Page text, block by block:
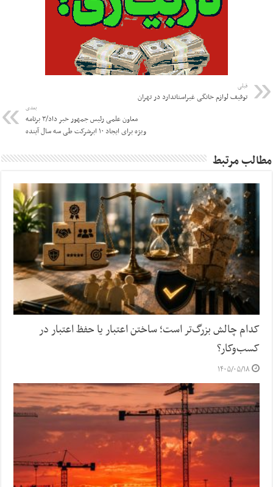
قبلی
توقیف لوازم خانگی غیراستاندارد در تهران
بعدی
معاون علمی رئیس جمهور خبر داد/۳ برنامه
ویژه برای ایجاد ۱۰ ابرشرکت طی سه سال آینده
مطالب مرتبط
کدام چالش بزرگ‌تر است؛ ساختن اعتبار یا حفظ اعتبار در
کسب‌وکار؟
۱۴۰۵/۰۵/۱۸